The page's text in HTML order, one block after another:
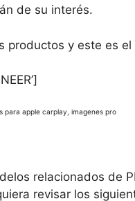
de su interés.
productos y este es el
para apple carplay, imagenes pro
relacionados de
revisar los